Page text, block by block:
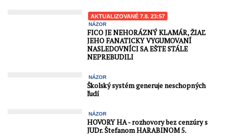
AKTUALIZOVANÉ 7.8. 23:57
NÁZOR
FICO JE NEHORÁZNÝ KLAMÁR, ŽIAĽ
JEHO FANATICKY VYGUMOVANÍ
NASLEDOVNÍCI SA EŠTE STÁLE
NEPREBUDILI
NÁZOR
Školský systém generuje neschopných
ľudí
NÁZOR
HOVORY HA - rozhovory bez cenzúry s
JUDr. Štefanom HARABINOM 5.